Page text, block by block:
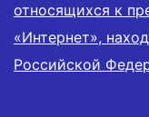
относящихся к
«Интернет»,
Российской